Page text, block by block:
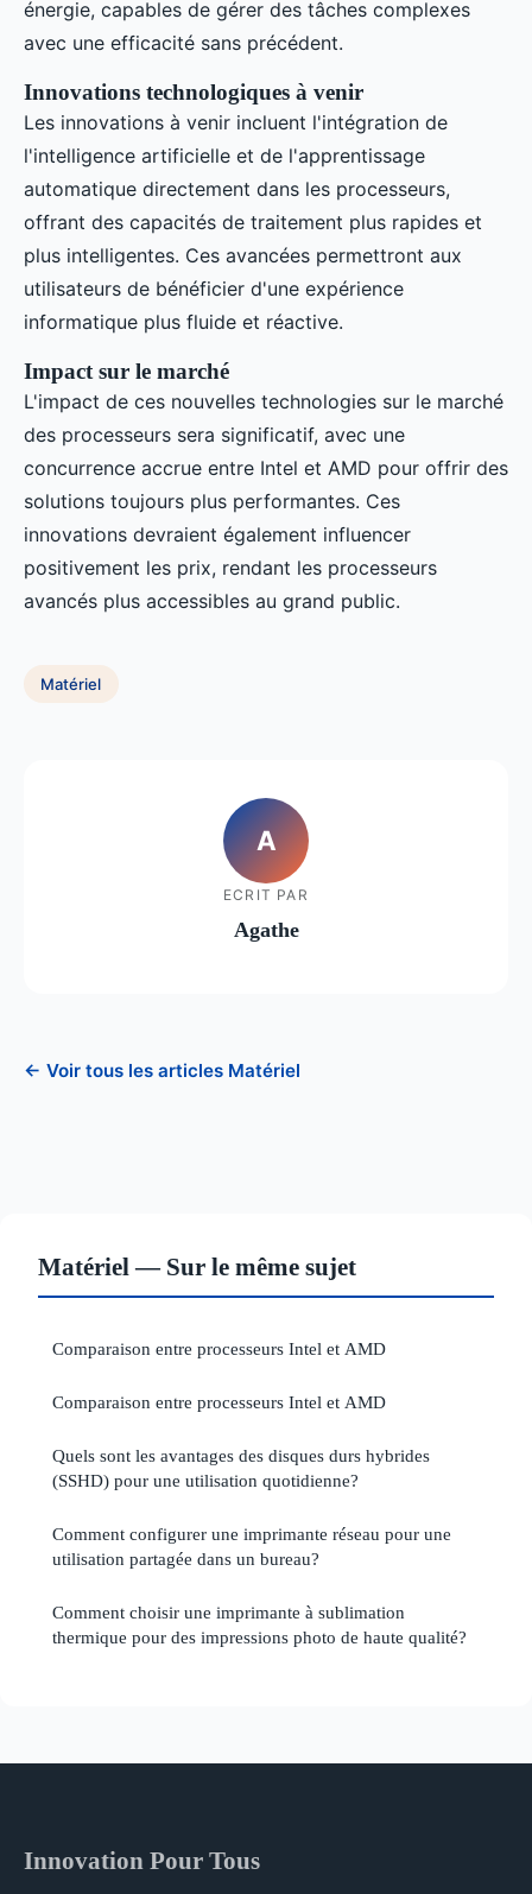
énergie, capables de gérer des tâches complexes
avec une efficacité sans précédent.
Innovations technologiques à venir
Les innovations à venir incluent l'intégration de
l'intelligence artificielle et de l'apprentissage
automatique directement dans les processeurs,
offrant des capacités de traitement plus rapides et
plus intelligentes. Ces avancées permettront aux
utilisateurs de bénéficier d'une expérience
informatique plus fluide et réactive.
Impact sur le marché
L'impact de ces nouvelles technologies sur le marché
des processeurs sera significatif, avec une
concurrence accrue entre Intel et AMD pour offrir des
solutions toujours plus performantes. Ces
innovations devraient également influencer
positivement les prix, rendant les processeurs
avancés plus accessibles au grand public.
Matériel
A
ECRIT PAR
Agathe
← Voir tous les articles Matériel
Matériel — Sur le même sujet
Comparaison entre processeurs Intel et AMD
Comparaison entre processeurs Intel et AMD
Quels sont les avantages des disques durs hybrides
(SSHD) pour une utilisation quotidienne?
Comment configurer une imprimante réseau pour une
utilisation partagée dans un bureau?
Comment choisir une imprimante à sublimation
thermique pour des impressions photo de haute qualité?
Innovation Pour Tous